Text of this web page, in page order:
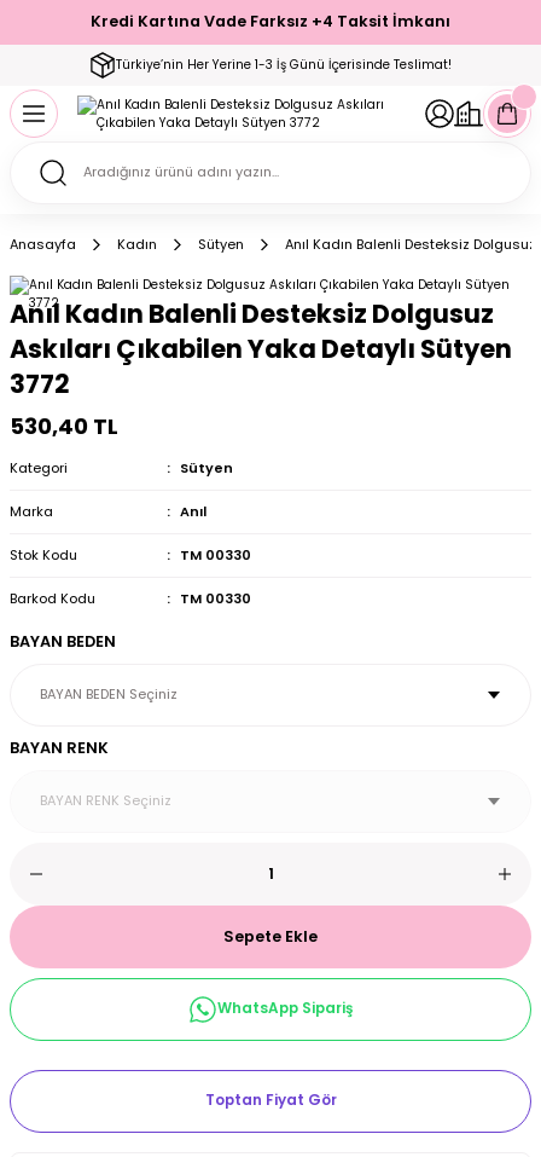
Kredi Kartına Vade Farksız +4 Taksit İmkanı
Türkiye’nin Her Yerine 1-3 İş Günü İçerisinde Teslimat!
Geri Dön
Geri Dön
Geri Dön
Geri Dön
Geri Dön
Geri Dön
Geri Dön
Çorap
Geri Dön
Geri Dön
Anasayfa Kadın Sütyen Anıl Kadın Balenli Desteksiz
Anıl Kadın Balenli Desteksiz Dolgusuz
Askıları Çıkabilen Yaka Detaylı Sütyen
3772
530,40 TL
Kategori Sütyen
Marka Anıl
Stok Kodu TM 00330
Barkod Kodu TM 00330
BAYAN BEDEN
BAYAN RENK
Sepete Ekle
WhatsApp Sipariş
Toptan Fiyat Gör